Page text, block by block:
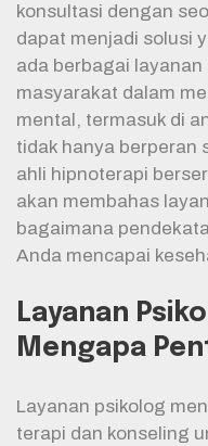
konsultasi dengan
dapat menjadi solusi
ada berbagai
masyarakat dalam
mental, termasuk di
tidak hanya berperan
ahli hipnoterapi
akan membahas
bagaimana
Anda mencapai
Layanan
Mengapa
Layanan psikolog
terapi dan konseling